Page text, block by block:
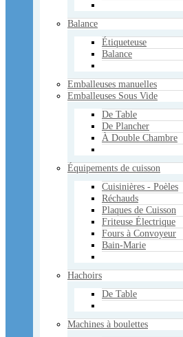
De Table
Machines à boulettes
Manuelles
Électriques
Marineuses
Mélangeurs
Manuels
Électriques
Pâtisserie - Boulangerie
Verticaux
Horizontaux
Sacs Sous Vide
3mil
4mil
5mil
Scies
Manuelles
À Ruban
Trancheurs
Balance
Étiqueteuse
Balance
Emballeuses manuelles
Emballeuses Sous Vide
De Table
De Plancher
À Double Chambre
Équipements de cuisson
Cuisinières - Poèles
Réchauds
Plaques de Cuisson
Friteuse Électrique
Fours à Convoyeur
Bain-Marie
Hachoirs
De Table
Machines à boulettes